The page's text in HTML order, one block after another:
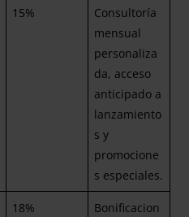
15%
Consultoría
mensual
personaliza
da, acceso
anticipado a
lanzamiento
s y
promocione
s especiales.
18%
Bonificacion